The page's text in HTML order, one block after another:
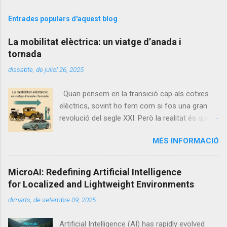
Entrades populars d'aquest blog
La mobilitat elèctrica: un viatge d’anada i
tornada
dissabte, de juliol 26, 2025
Quan pensem en la transició cap als cotxes
elèctrics, sovint ho fem com si fos una gran
revolució del segle XXI. Però la realitat és que la
fa més de cent anys, els primers cotxes que
circulaven pels carrers no eren de gasolina...
sinó elèctrics. Els primers passos: el triomf
inicial del cotxe elèctric El primer cotxe elèctric
data de l'any 1834 on es buscaba un mètode de
mobilitat net, eficient i silenciosa, mentre que el
MÉS INFORMACIÓ
MicroAI: Redefining Artificial Intelligence
for Localized and Lightweight Environments
dimarts, de setembre 09, 2025
Artificial Intelligence (AI) has rapidly evolved